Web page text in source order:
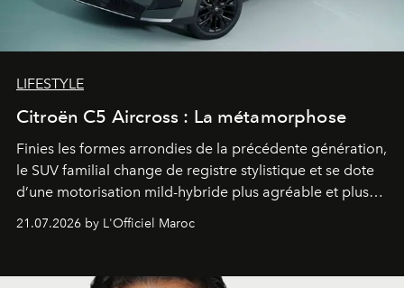
LIFESTYLE
Citroën C5 Aircross : La métamorphose
Finies les formes arrondies de la précédente génération,
le SUV familial change de registre stylistique et se dote
d’une motorisation mild-hybride plus agréable et plus
économe. à n’en pas douter, le nouveau C5 Aircross a
gagné en maturité.
21.07.2026 by L'Officiel Maroc